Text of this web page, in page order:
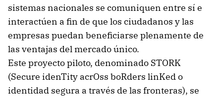
sistemas nacionales se comuniquen entre sí e
interactúen a fin de que los ciudadanos y las
empresas puedan beneficiarse plenamente de
las ventajas del mercado único.
Este proyecto piloto, denominado STORK
(Secure idenTity acrOss boRders linKed o
identidad segura a través de las fronteras), se